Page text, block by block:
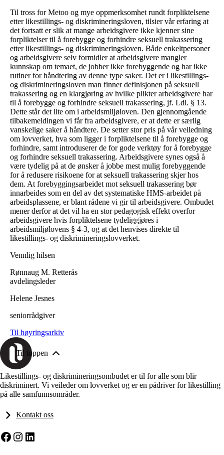
Til tross for Metoo og mye oppmerksomhet rundt forpliktelsene
etter likestillings- og diskrimineringsloven, tilsier vår erfaring at
det fortsatt er slik at mange arbeidsgivere ikke kjenner sine
forpliktelser til å forebygge og forhindre seksuell trakassering
etter likestillings- og diskrimineringsloven. Både enkeltpersoner
og arbeidsgivere selv formidler at arbeidsgivere mangler
kunnskap om temaet, de jobber ikke forebyggende og har ikke
rutiner for håndtering av denne type saker. Det er i likestillings-
og diskrimineringsloven man finner definisjonen på seksuell
trakassering og en klargjøring av hvilke plikter arbeidsgivere har
til å forebygge og forhindre seksuell trakassering, jf. Ldl. § 13.
Dette står det lite om i arbeidsmiljøloven. Den gjennomgående
tilbakemeldingen vi får fra arbeidsgivere, er at dette er særlig
vanskelige saker å håndtere. De setter stor pris på vår veiledning
om lovverket, hva som ligger i forpliktelsene til å forebygge og
forhindre, samt introduserer de for gode verktøy for å forebygge
og forhindre seksuell trakassering. Arbeidsgivere synes også å
være tydelig på at de ønsker å jobbe mest mulig forebyggende
for å redusere risikoene for at seksuell trakassering skjer hos
dem. At forebyggingsarbeidet mot seksuell trakassering bør
innarbeides som en del av det systematiske HMS-arbeidet på
arbeidsplassene, er blant rådene vi gir til arbeidsgivere. Ombudet
mener derfor at det vil ha en stor pedagogisk effekt overfor
arbeidsgivere hvis forpliktelsene tydeliggjøres i
arbeidsmiljølovens § 4-3, og at det henvises direkte til
likestillings- og diskrimineringslovverket.
Vennlig hilsen
Rønnaug M. Retterås
avdelingsleder
Helene Jesnes
seniorrådgiver
Til høyringsarkiv
Til toppen
Likestillings- og diskrimineringsombudet er til for alle som blir
diskriminert. Vi veileder om lovverket og er en pådriver for likestilling
på alle samfunnsområder.
Kontakt oss
Facebook
Instagram
LinkedIn